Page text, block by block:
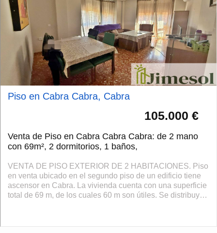
Piso en Cabra Cabra, Cabra
105.000 €
Venta de Piso en Cabra Cabra Cabra: de 2 mano
con 69m², 2 dormitorios, 1 baños,
VENTA DE PISO EXTERIOR DE 2 HABITACIONES. Piso
en venta ubicado en el segundo piso de un edificio tiene
ascensor en Cabra. La vivienda cuenta con una superficie
total de 69 m, de los cuales 60 m son útiles. Se distribuye